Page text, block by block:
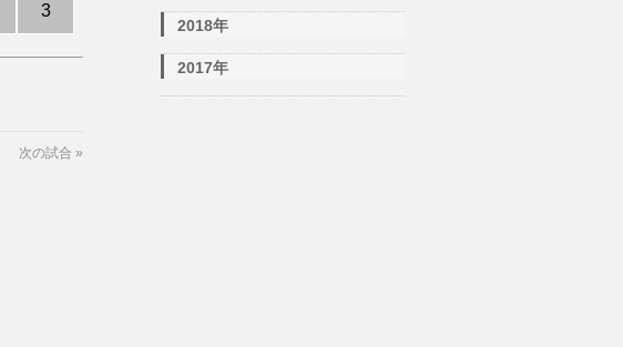
3
次の試合 »
2018年
2017年